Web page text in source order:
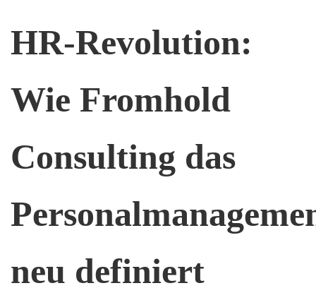
HR-Revolution:
Wie Fromhold
Consulting das
neu definiert